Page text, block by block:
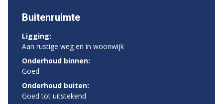
Buitenruimte
Ligging:
Aan rustige weg en in woonwijk
Onderhoud binnen:
Goed
Onderhoud buiten:
Goed tot uitstekend